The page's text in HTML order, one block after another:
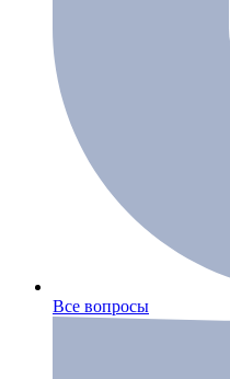
Все вопросы